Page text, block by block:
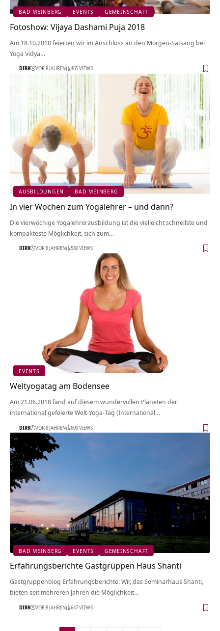
BAD MEINBERG EVENTS GEMEINSCHAFT
Fotoshow: Vijaya Dashami Puja 2018
Am 18.10.2018 feierten wir im Anschluss an den Morgen-Satsang bei
Yoga Vidya…
DIRK VOR 8 JAHREN 465 VIEWS
AUSBILDUNGEN BAD MEINBERG
In vier Wochen zum Yogalehrer – und dann?
Die vierwöchige Yogalehrerausbildung ist die vielleicht schnellste und
kompakteste Möglichkeit, sich zum…
DIRK VOR 8 JAHREN 580 VIEWS
EVENTS
Weltyogatag am Bodensee
Am 21.06.2018 fand auf diesem wundervollen Planeten der
international gefeierte Welt-Yoga-Tag (International…
DIRK VOR 8 JAHREN 600 VIEWS
BAD MEINBERG EVENTS GEMEINSCHAFT
Erfahrungsberichte Gastgruppen Haus Shanti
Gastgruppenblog Erfahrungsberichte: Wir, das Seminarhaus Shanti,
bieten seit mehreren Jahren die Möglichkeit…
DIRK VOR 8 JAHREN 647 VIEWS